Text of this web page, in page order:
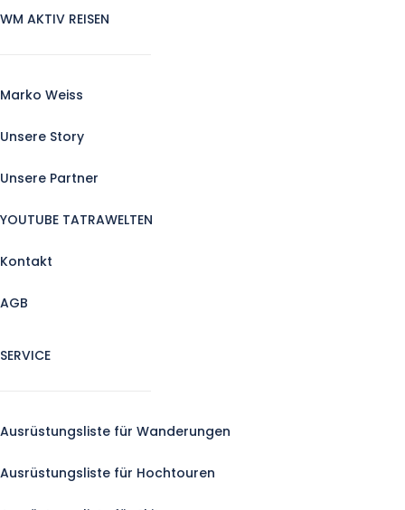
WM AKTIV REISEN
Marko Weiss
Unsere Story
Unsere Partner
YOUTUBE TATRAWELTEN
Kontakt
AGB
SERVICE
Ausrüstungsliste für Wanderungen
Ausrüstungsliste für Hochtouren